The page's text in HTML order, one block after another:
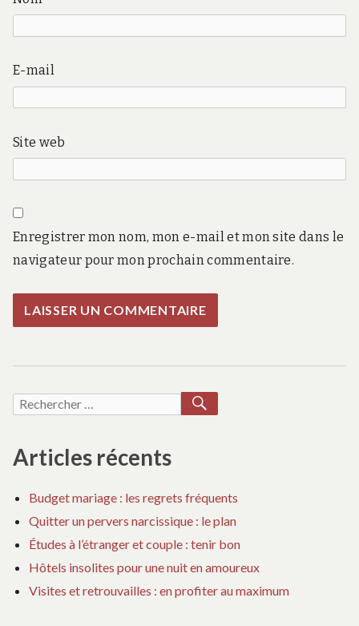
E-mail
Site web
Enregistrer mon nom, mon e-mail et mon site dans le
navigateur pour mon prochain commentaire.
Recherche
Articles récents
Budget mariage : les regrets fréquents
Quitter un pervers narcissique : le plan
Études à l’étranger et couple : tenir bon
Hôtels insolites pour une nuit en amoureux
Visites et retrouvailles : en profiter au maximum